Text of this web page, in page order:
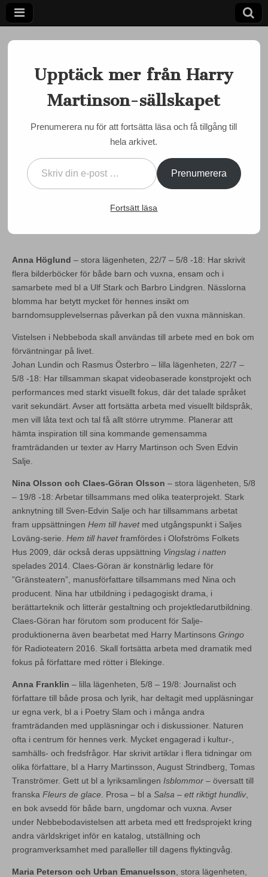
Harry
Martinson-
sällskapet
Ett författarskap som fångar daggdroppen och speglar
kosmos
Nebbeboda-stipendiater
utsedda
Semir Susic•21 april, 2018•0 Comments
Anna Höglund – stora lägenheten, 22/7 – 5/8 -18: Har skrivit
flera bilderböcker för både barn och vuxna, ensam och i
samarbete med bl a Ulf Stark och Barbro Lindgren. Nässlorna
blomma har betytt mycket för hennes insikt om
barndomsupplevelsernas påverkan på den vuxna människan.
Vistelsen i Nebbeboda skall användas till arbete med en bok om
förväntningar på livet.
Johan Lundin och Rasmus Österbro – lilla lägenheten, 22/7 –
5/8 -18: Har tillsamman skapat videobaserade konstprojekt och
performances med starkt visuellt fokus, där det talade språket
varit sekundärt. Avser att fortsätta arbeta med visuellt bildspråk,
men vill låta text och tal få allt större utrymme. Planerar att
hämta inspiration till sina kommande gemensamma
framträdanden ur texter av Harry Martinson och Sven Edvin
Salje.
Nina Olsson och Claes-Göran Olsson – stora lägenheten, 5/8
– 19/8 -18: Arbetar tillsammans med olika teaterprojekt. Stark
anknytning till Sven-Edvin Salje och har tillsammans arbetat
fram uppsättningen Hem till havetmed utgångspunkt i Saljes
Loväng-serie. Hem till havetframfördes i Olofströms Folkets
Hus 2009, där också deras uppsättning Vingslag i natten
spelades 2014. Claes-Göran är konstnärlig ledare för
”Gränsteatern”, manusförfattare tillsammans med Nina och
producent. Nina har utbildning i pedagogiskt drama, i
berättarteknik och litterär gestaltning och projektledarutbildning.
Claes-Göran har förutom som producent för Salje-
produktionerna även bearbetat med Harry Martinsons Gringo
för Radioteatern 2016. Skall fortsätta arbeta med dramatik med
fokus på författare med rötter i Blekinge.
Anna Franklin – lilla lägenheten, 5/8 – 19/8: Journalist och
författare till både prosa och lyrik, har deltagit med uppläsningar
ur egna verk, bl a i Poetry Slam och i många andra
framträdanden med uppläsningar och i diskussioner. Naturen
ofta i centrum för hennes verk. Mycket engagerad i kultur-,
samhälls- och fredsfrågor. Har skrivit artiklar i flera tidningar om
olika författare, bl a Harry Martinsson, August Strindberg, Tomas
Tranströmer. Gett ut bl a lyriksamlingen Isblommor – översatt till
franska Fleurs de glace . Prosa – bl a Salsa – ett riktigt hundliv,
en bok avsedd för både barn, ungdomar och vuxna. Avser
under Nebbebodavistelsen att arbeta med ett fredsprojekt kring
andra världskriget inför en katalog, utställning och
programverksamhet med paralleller till dagens flyktingvåg.
Maria Peterson och Urban Emanuelsson , stora lägenheten,
Upptäck mer från Harry
Martinson-sällskapet
Prenumerera nu för att fortsätta läsa och få tillgång till
hela arkivet.
Prenumerera
Fortsätt läsa